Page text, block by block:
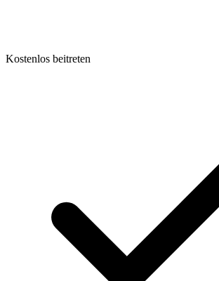
Kostenlos beitreten